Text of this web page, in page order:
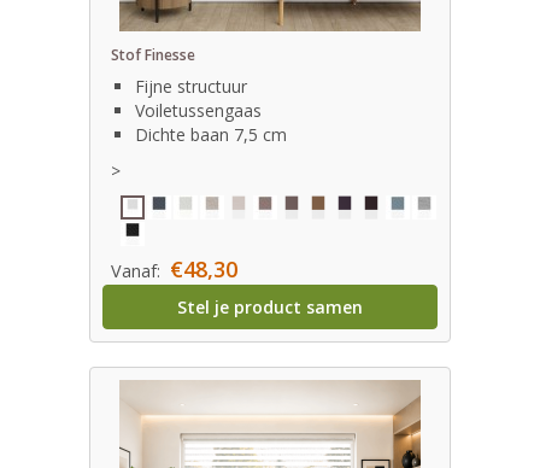
Stof Finesse
Fijne structuur
Voiletussengaas
Dichte baan 7,5 cm
>
Vanaf: €48,30
Stel je product samen